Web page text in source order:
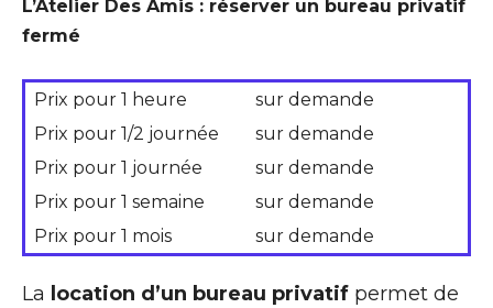
L’Atelier Des Amis : réserver un bureau privatif
fermé
Prix pour 1 heure
sur demande
Prix pour 1/2 journée
sur demande
Prix pour 1 journée
sur demande
Prix pour 1 semaine
sur demande
Prix pour 1 mois
sur demande
La location d’un bureau privatif permet de